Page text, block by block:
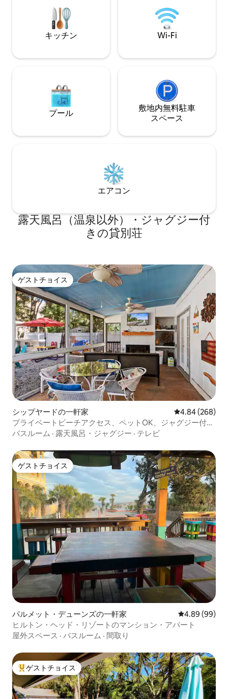
なものに補充されます。お部屋内にラン
ドリールームがあり、各部屋に大画面テ
レビが備えられています。必要なビーチ
ギア（カート、椅子、ボード、おもちゃ
ンターネットが利用できます。清掃料金
はご用意してお
プール/スパの暖
ん
キッチン Wi-Fi
プール
敷地内無料駐⁠車
ス⁠ペ⁠ー⁠ス
エアコン
露天風呂（温泉以外）・ジャグジー付
きの貸別荘
ゲストチョイス
ゲストチョイス
シップヤードの一軒家 レビュー268
4.84 (268)
プライベートビーチアクセス、ペットOK、ジャグジー付
き！
バスルーム · 露天風呂・ジャグジー · テレビ
ゲストチョイス
ゲストチョイス
パルメット・デューンズの一軒家 レビュー99件
4.89 (99)
ヒルトン・ヘッド・リゾートのマンション・アパート
屋外スペース · バスルーム · 間取り
大好評のゲストチョイスです。
ゲストチョイス